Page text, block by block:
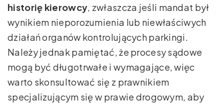
historię kierowcy, zwłaszcza jeśli mandat był
wynikiem nieporozumienia lub niewłaściwych
działań organów kontrolujących parkingi.
Należy jednak pamiętać, że procesy sądowe
mogą być długotrwałe i wymagające, więc
warto skonsultować się z prawnikiem
specjalizującym się w prawie drogowym, aby